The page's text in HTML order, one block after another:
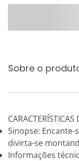
Sobre o
Sinopse:
divirta-se
Informações